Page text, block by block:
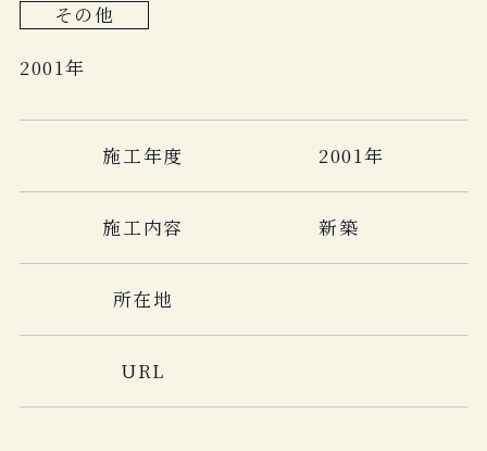
その他
2001年
施工年度 2001年
施工内容 新築
所在地
URL